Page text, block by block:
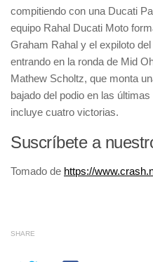
compitiendo con una Ducati
equipo Rahal Ducati Moto
Graham Rahal y el expiloto del
entrando en la ronda de Mid
Mathew Scholtz, que monta
bajado del podio en las
incluye cuatro victorias.
Suscríbete a
Tomado de https://
SHARE